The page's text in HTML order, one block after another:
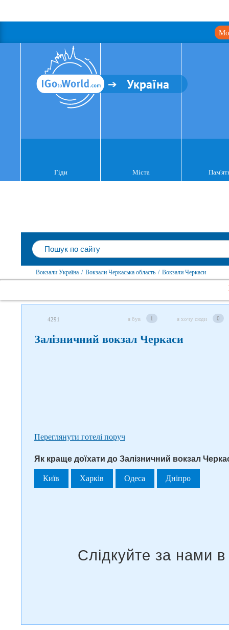
Україна
Гіди Міста
Вокзали Україна / Вокзали Черкаська область / Вокзали Черкаси
4291 я був 1 я хочу сюди 0
Залізничний вокзал Черкаси
Переглянути готелі поруч
Як краще доїхати до Залізничний вокзал
Київ Харків Одеса Дніпро